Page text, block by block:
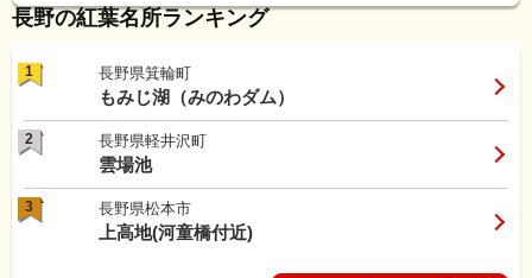
長野の紅葉名所ランキング
1 長野県箕輪町
もみじ湖（みのわダム）
2 長野県軽井沢町
雲場池
3 長野県松本市
上高地(河童橋付近)